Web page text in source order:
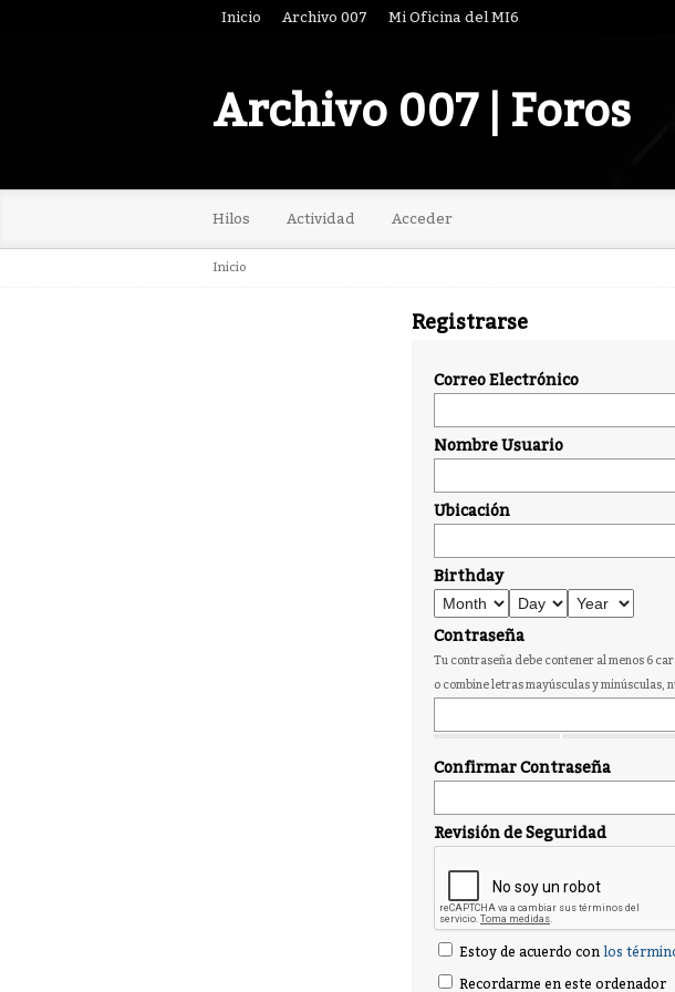
Inicio Archivo 007 Mi Oficina del MI6
Archivo 007 | Foros
Hilos Actividad Acceder
Inicio
Registrarse
Correo Electrónico
Nombre Usuario
Ubicación
Birthday
Contraseña
Tu contraseña debe contener al menos 6
o combine letras mayúsculas y minúsculas,
Confirmar Contraseña
Revisión de Seguridad
Estoy de acuerdo con los
Recordarme en este ordenador